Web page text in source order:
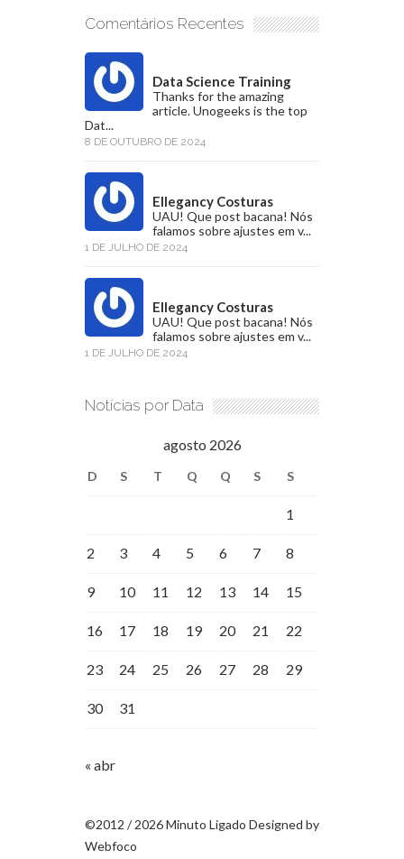
Comentários Recentes
Data Science Training
Thanks for the amazing
article. Unogeeks is the top
Dat...
8 DE OUTUBRO DE 2024
Ellegancy Costuras
UAU! Que post bacana! Nós
falamos sobre ajustes em v...
1 DE JULHO DE 2024
Ellegancy Costuras
UAU! Que post bacana! Nós
falamos sobre ajustes em v...
1 DE JULHO DE 2024
Notícias por Data
agosto 2026
D S T Q Q S S
1
2 3 4 5 6 7 8
9 10 11 12 13 14 15
16 17 18 19 20 21 22
23 24 25 26 27 28 29
30 31
« abr
©2012 / 2026 Minuto Ligado Designed by
Webfoco